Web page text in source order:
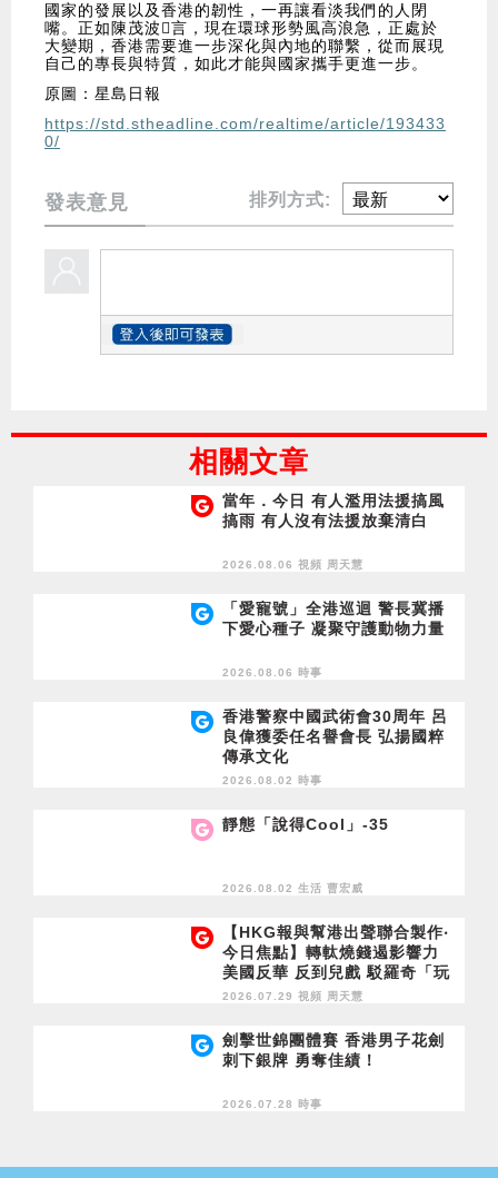
國家的發展以及香港的韌性，一再讓看淡我們的人閉
嘴。正如陳茂波𣃑言，現在環球形勢風高浪急，正處於
大變期，香港需要進一步深化與內地的聯繫，從而展現
自己的專長與特質，如此才能與國家攜手更進一步。
原圖：星島日報
https://std.stheadline.com/realtime/article/193433
0/
發表意見 排列方式:
相關文章
當年．今日 有人濫用法援搞風
搞雨 有人沒有法援放棄清白
2026.08.06 視頻 周天慧
「愛寵號」全港巡迴 警長冀播
下愛心種子 凝聚守護動物力量
2026.08.06 時事
香港警察中國武術會30周年 呂
良偉獲委任名譽會長 弘揚國粹
傳承文化
2026.08.02 時事
靜態「說得Cool」-35
2026.08.02 生活 曹宏威
【HKG報與幫港出聲聯合製作‧
今日焦點】轉軚燒錢遏影響力
美國反華 反到兒戲 駁羅奇「玩
完論」 香港唔靠中國 唔通靠美
2026.07.29 視頻 周天慧
劍擊世錦團體賽 香港男子花劍
刺下銀牌 勇奪佳績！
2026.07.28 時事